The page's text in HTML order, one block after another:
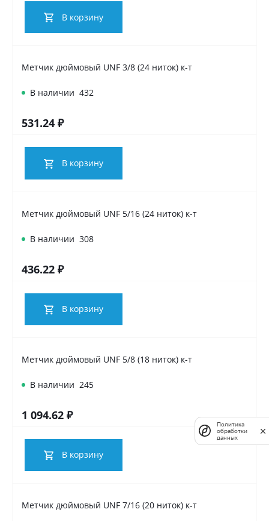
В корзину
Метчик дюймовый UNF 3/8 (24 ниток) к-т
В наличии 432
531.24 ₽
В корзину
Метчик дюймовый UNF 5/16 (24 ниток) к-т
В наличии 308
436.22 ₽
В корзину
Метчик дюймовый UNF 5/8 (18 ниток) к-т
В наличии 245
1 094.62 ₽
В корзину
Метчик дюймовый UNF 7/16 (20 ниток) к-т
Политика
обработки
данных